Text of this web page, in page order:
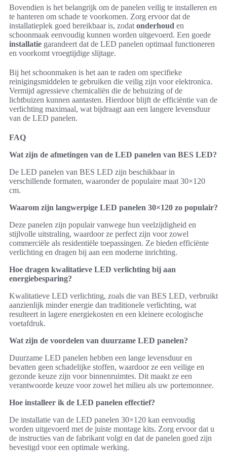
Bovendien is het belangrijk om de panelen veilig te installeren en
te hanteren om schade te voorkomen. Zorg ervoor dat de
installatieplek goed bereikbaar is, zodat onderhoud en
schoonmaak eenvoudig kunnen worden uitgevoerd. Een goede
installatie garandeert dat de LED panelen optimaal functioneren
en voorkomt vroegtijdige slijtage.
Bij het schoonmaken is het aan te raden om specifieke
reinigingsmiddelen te gebruiken die veilig zijn voor elektronica.
Vermijd agressieve chemicaliën die de behuizing of de
lichtbuizen kunnen aantasten. Hierdoor blijft de efficiëntie van de
verlichting maximaal, wat bijdraagt aan een langere levensduur
van de LED panelen.
FAQ
Wat zijn de afmetingen van de LED panelen van BES LED?
De LED panelen van BES LED zijn beschikbaar in
verschillende formaten, waaronder de populaire maat 30×120
cm.
Waarom zijn langwerpige LED panelen 30×120 zo populair?
Deze panelen zijn populair vanwege hun veelzijdigheid en
stijlvolle uitstraling, waardoor ze perfect zijn voor zowel
commerciële als residentiële toepassingen. Ze bieden efficiënte
verlichting en dragen bij aan een moderne inrichting.
Hoe dragen kwalitatieve LED verlichting bij aan
energiebesparing?
Kwalitatieve LED verlichting, zoals die van BES LED, verbruikt
aanzienlijk minder energie dan traditionele verlichting, wat
resulteert in lagere energiekosten en een kleinere ecologische
voetafdruk.
Wat zijn de voordelen van duurzame LED panelen?
Duurzame LED panelen hebben een lange levensduur en
bevatten geen schadelijke stoffen, waardoor ze een veilige en
gezonde keuze zijn voor binnenruimtes. Dit maakt ze een
verantwoorde keuze voor zowel het milieu als uw portemonnee.
Hoe installeer ik de LED panelen effectief?
De installatie van de LED panelen 30×120 kan eenvoudig
worden uitgevoerd met de juiste montage kits. Zorg ervoor dat u
de instructies van de fabrikant volgt en dat de panelen goed zijn
bevestigd voor een optimale werking.